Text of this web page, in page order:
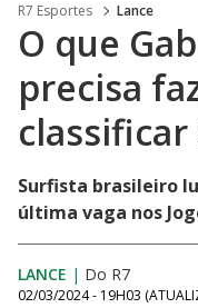
R7 Esportes Lance
O que
precisa
classificar
Surfista brasileiro
última vaga nos
LANCE | Do R7
02/03/2024 - 19H03